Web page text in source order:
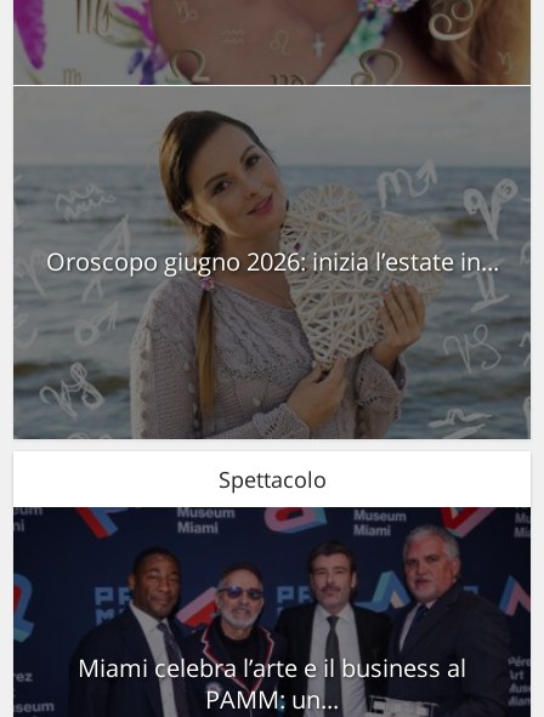
Oroscopo giugno 2026: inizia l’estate in...
Spettacolo
Miami celebra l’arte e il business al
PAMM: un...